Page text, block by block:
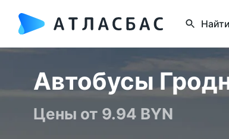
Найти
Автобусы
Цены от 9.94 BYN